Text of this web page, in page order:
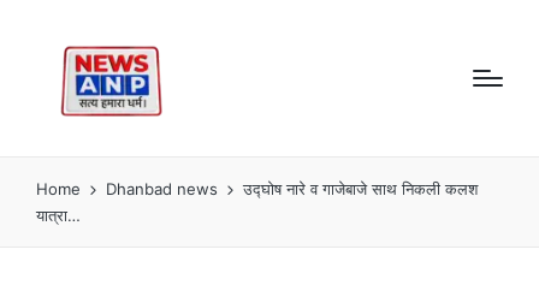
Home Dhanbad news
उद्घोष नारे व गाजेबाजे साथ निकली कलश
यात्रा…